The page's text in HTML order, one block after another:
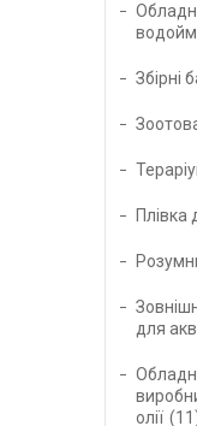
водойм
Збірні
Плівка
для
олії
11